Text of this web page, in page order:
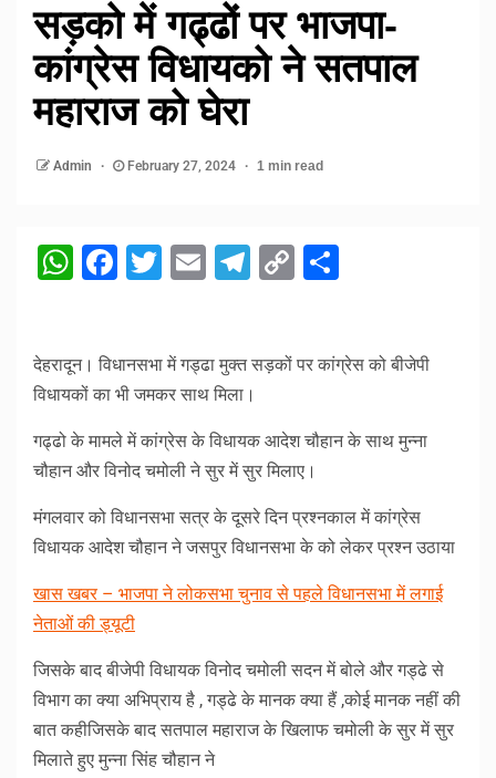
सड़को में गढ्ढों पर भाजपा-
कांग्रेस विधायको ने सतपाल
महाराज को घेरा
Admin February 27, 2024 1 min read
WhatsApp
Facebook
Twitter
EmailTelegram
Copy
देहरादून। विधानसभा में गड्ढा मुक्त सड़कों पर कांग्रेस को बीजेपी
विधायकों का भी जमकर साथ मिला।
गढ्ढो के मामले में कांग्रेस के विधायक आदेश चौहान के साथ मुन्ना
चौहान और विनोद चमोली ने सुर में सुर मिलाए।
मंगलवार को विधानसभा सत्र के दूसरे दिन प्रश्नकाल में कांग्रेस
विधायक आदेश चौहान ने जसपुर विधानसभा के को लेकर प्रश्न उठाया
खास खबर – भाजपा ने लोकसभा चुनाव से पहले विधानसभा में लगाई
नेताओं की ड्यूटी
जिसके बाद बीजेपी विधायक विनोद चमोली सदन में बोले और गड्ढे से
विभाग का क्या अभिप्राय है , गड्ढे के मानक क्या हैं ,कोई मानक नहीं की
बात कहीजिसके बाद सतपाल महाराज के खिलाफ चमोली के सुर में सुर
मिलाते हुए मुन्ना सिंह चौहान ने